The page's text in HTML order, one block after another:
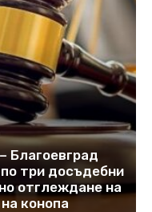
Благоевград
три досъдебни
отглеждане на
конопа